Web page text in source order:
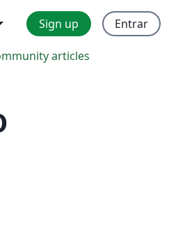
Sign up Entrar
articles